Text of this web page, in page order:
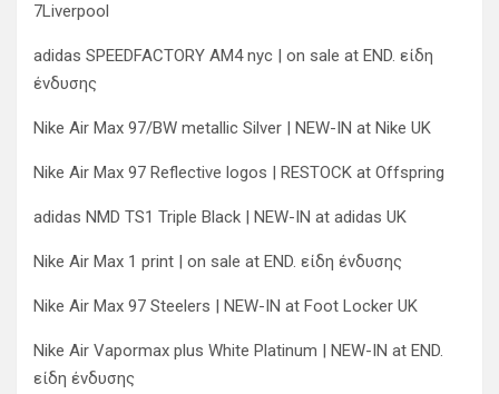
7Liverpool
adidas SPEEDFACTORY AM4 nyc | on sale at END. είδη
ένδυσης
Nike Air Max 97/BW metallic Silver | NEW-IN at Nike UK
Nike Air Max 97 Reflective logos | RESTOCK at Offspring
adidas NMD TS1 Triple Black | NEW-IN at adidas UK
Nike Air Max 1 print | on sale at END. είδη ένδυσης
Nike Air Max 97 Steelers | NEW-IN at Foot Locker UK
Nike Air Vapormax plus White Platinum | NEW-IN at END.
είδη ένδυσης